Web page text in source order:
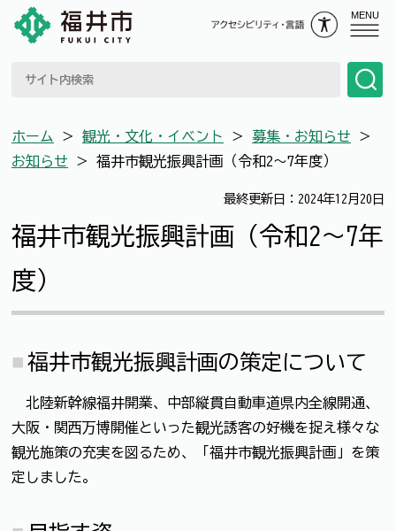
MENU
ホーム ＞ 観光・文化・イベント ＞ 募集・お知らせ ＞
お知らせ ＞ 福井市観光振興計画（令和2～7年度）
最終更新日：2024年12月20日
福井市観光振興計画（令和2～7年
度）
福井市観光振興計画の策定について
北陸新幹線福井開業、中部縦貫自動車道県内全線開通、
大阪・関西万博開催といった観光誘客の好機を捉え様々な
観光施策の充実を図るため、「福井市観光振興計画」を策
定しました。